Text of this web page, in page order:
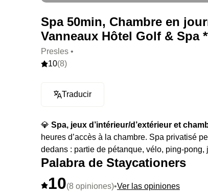
Spa 50min, Chambre en
Vanneaux Hôtel Golf & Spa
Presles •
10(8)
Traducir
💎 Spa, jeux d’intérieur/d’extérieur et
heures d’accès à la chambre. Spa privatisé
dedans : partie de pétanque, vélo, ping-pong,
Palabra de Staycationers
10(8 opiniones)•Ver las opiniones